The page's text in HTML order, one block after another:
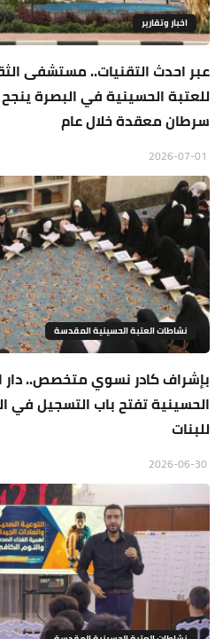
اخبار وتقارير
عبر احدث التقنيات.. مستشفى
سرطان معقدة خلال عام
نشاطات العتبة الحسينية المقدسة
بإشراف كادر نسوي متخصص.. دار
الحسينية تفتح باب التسجيل في
للبنات